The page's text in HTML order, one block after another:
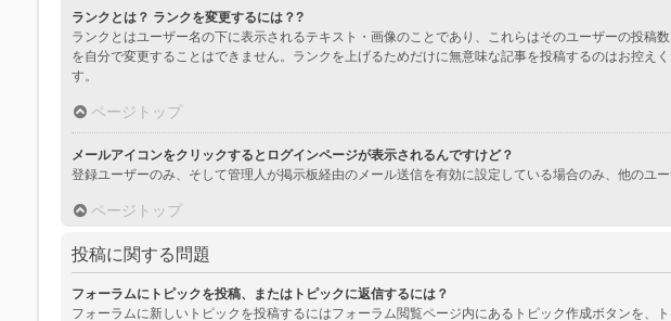
ランクとは？ ランクを変更するには？?
ランクとはユーザー名の下に表示されるテキスト・画像のことであり、これらはそのユーザーの投
を自分で変更することはできません。ランクを上げるためだけに無意味な記事を投稿するのはお控
す。
ページトップ
メールアイコンをクリックするとログインページが表示されるんですけど？
登録ユーザーのみ、そして管理人が掲示板経由のメール送信を有効に設定している場合のみ、他のユ
ページトップ
投稿に関する問題
フォーラムにトピックを投稿、またはトピックに返信するには？
フォーラムに新しいトピックを投稿するにはフォーラム閲覧ページ内にあるトピック作成ボタンを、